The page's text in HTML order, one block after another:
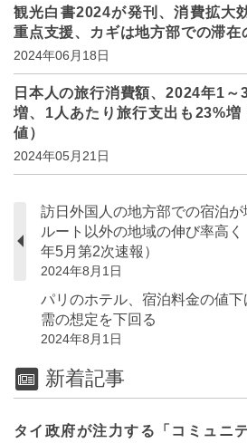
観光白書2024が発刊、消費拡大
重点支援、カギは地方部での滞在
2024年06月18日
日本人の旅行消費額、2024年1
増、1人あたり旅行支出も23%
値）
2024年05月21日
訪日外国人の地方部での宿泊
ルート以外の地域の伸び率高
年5月第2次速報）
2024年8月1日
パリのホテル、宿泊料金の値
需の想定を下回る
2024年8月1日
新着記事
タイ政府が注力する「コミュニ